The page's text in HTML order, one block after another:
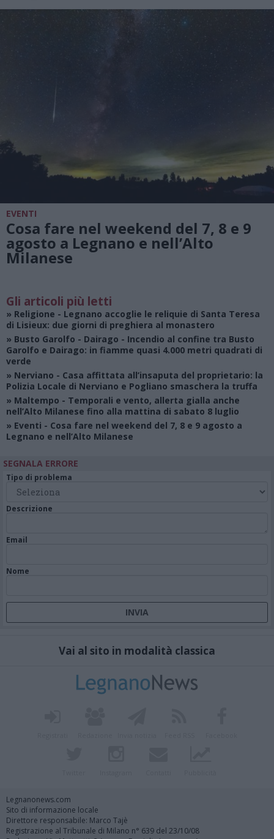
EVENTI
Cosa fare nel weekend del 7, 8 e 9
agosto a Legnano e nell’Alto
Milanese
Gli articoli più letti
» Religione - Legnano accoglie le reliquie di Santa Teresa
di Lisieux: due giorni di preghiera al monastero
» Busto Garolfo - Dairago - Incendio al confine tra Busto
Garolfo e Dairago: in fiamme quasi 4.000 metri quadrati di
verde
» Nerviano - Casa affittata all’insaputa del proprietario: la
Polizia Locale di Nerviano e Pogliano smaschera la truffa
» Maltempo - Temporali e vento, allerta gialla anche
nell’Alto Milanese fino alla mattina di sabato 8 luglio
» Eventi - Cosa fare nel weekend del 7, 8 e 9 agosto a
Legnano e nell’Alto Milanese
SEGNALA ERRORE
Tipo di problema
Descrizione
Email
Nome
Vai al sito in modalità classica
Legnanonews.com
Sito di informazione locale
Direttore responsabile: Marco Tajè
Registrazione al Tribunale di Milano n° 639 del 23/10/08